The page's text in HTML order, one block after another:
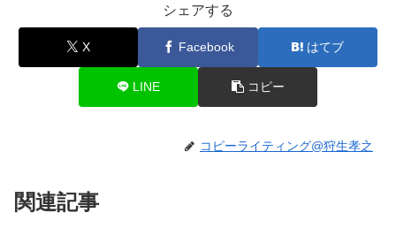
シェアする
X Facebook はてブ
LINE コピー
コピーライティング@狩生孝之
関連記事